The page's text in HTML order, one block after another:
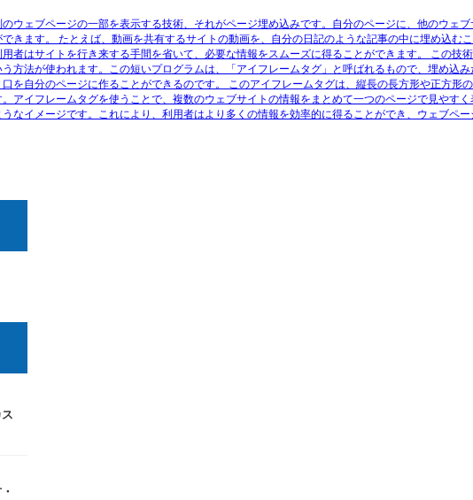
ウェブページの一部を表示する技術、それがページ埋め込みです。自分のページに、他のウェ
きます。 たとえば、動画を共有するサイトの動画を、自分の日記のような記事の中に埋め込
者はサイトを行き来する手間を省いて、必要な情報をスムーズに得ることができます。 この
方法が使われます。この短いプログラムは、「アイフレームタグ」と呼ばれるもので、埋め込
を自分のページに作ることができるのです。 このアイフレームタグは、縦長の長方形や正方
アイフレームタグを使うことで、複数のウェブサイトの情報をまとめて一つのページで見やす
なイメージです。これにより、利用者はより多くの情報を効率的に得ることができ、ウェブペー